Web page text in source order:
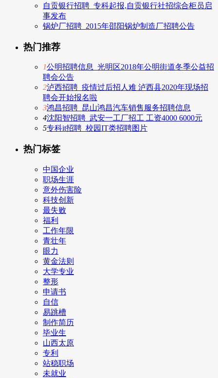
自贡银行招聘_专科起报,自贡银行社招综合柜员启
事发布
锅炉厂招聘_2015年邵阳锅炉制造厂招聘公告
热门推荐
1公明招聘信息_光明区2018年公明街道冬季公益招
聘会公告
2泸西招聘_疫情过后招人难 泸西县2020年现场招
聘会开始报名啦
3鸿昌招聘_昆山鸿昌汽车销售服务招聘信息
4沈阳智招聘_武安一工厂招工 工资4000 6000元
5专科it招聘_校园IT类招聘图片
热门标签
中国企业
职场生涯
意外伤害险
科技创新
最失败
福利
工作年限
青壮年
眼力
黄金法则
大学专业
整形
申请书
自信
易跳槽
制作简历
毕业生
山西太原
专利
站稳职场
未就业